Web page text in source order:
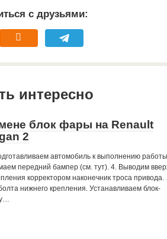
с друзьями:
интересно
блок фары на Renault
2
автомобиль к выполнению
передний бампер (см. тут). 4. Выводим
корректором наконечник троса
нижнего крепления. Устанавливаем блок-